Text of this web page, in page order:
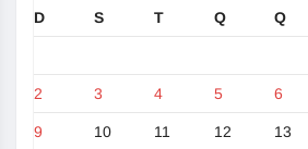
D S T Q Q
2 3 4 5 6
9 10 11 12 13